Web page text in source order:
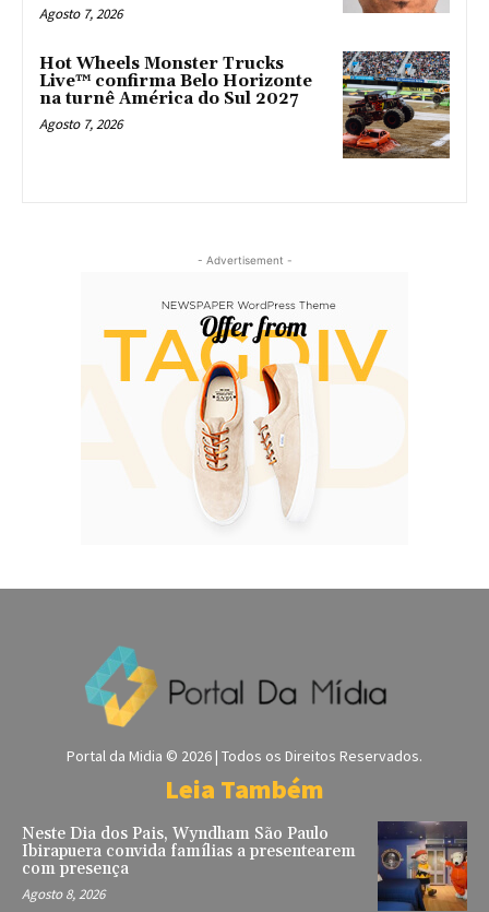
Agosto 7, 2026
Hot Wheels Monster Trucks
Live™ confirma Belo Horizonte
na turnê América do Sul 2027
Agosto 7, 2026
- Advertisement -
Portal da Midia © 2026 | Todos os Direitos Reservados.
Leia Também
Neste Dia dos Pais, Wyndham São Paulo
Ibirapuera convida famílias a presentearem
com presença
Agosto 8, 2026